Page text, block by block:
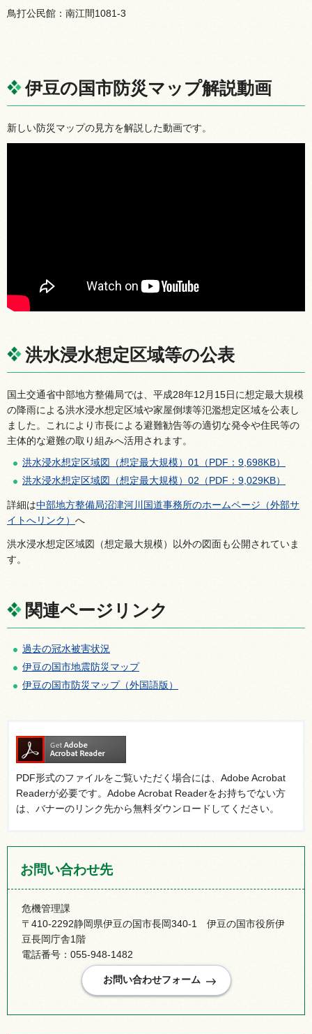
鳥打公民館：南江間1081-3
伊豆の国市防災マップ解説動画
新しい防災マップの見方を解説した動画です。
洪水浸水想定区域等の公表
国土交通省中部地方整備局では、平成28年12月15日に想定最大規模
の降雨による洪水浸水想定区域や家屋倒壊等氾濫想定区域を公表し
ました。これにより市長による避難勧告等の適切な発令や住民等の
主体的な避難の取り組みへ活用されます。
洪水浸水想定区域図（想定最大規模）01（PDF：9,698KB）
洪水浸水想定区域図（想定最大規模）02（PDF：9,029KB）
詳細は中部地方整備局沼津河川国道事務所のホームページ（外部サ
イトへリンク） へ
洪水浸水想定区域図（想定最大規模）以外の図面も公開されていま
す。
関連ページリンク
過去の冠水被害状況
伊豆の国市地震防災マップ
伊豆の国市防災マップ（外国語版）
PDF形式のファイルをご覧いただく場合には、Adobe Acrobat
Readerが必要です。Adobe Acrobat Readerをお持ちでない方
は、バナーのリンク先から無料ダウンロードしてください。
お問い合わせ先
危機管理課
〒410-2292静岡県伊豆の国市長岡340-1 伊豆の国市役所伊
豆長岡庁舎1階
電話番号：055-948-1482